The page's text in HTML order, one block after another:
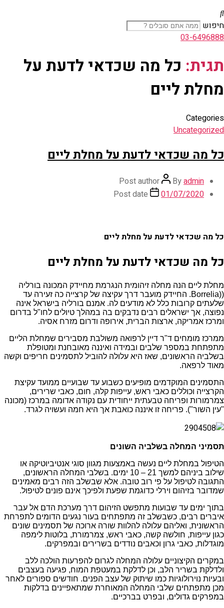
חיפוש
03-6496888
תגית: כל מה שכדאי לדעת על
מחלת ליים
Categories
Uncategorized
כל מה שכדאי לדעת על מחלת ליים
Post author Byadmin
Post date
01/07/2020
כל מה שכדאי לדעת על מחלת ליים
כל מה שכדאי לדעת על מחלת ליים
מחלת ליים הנה מחלה זיהומית הנגרמת מחיידק המכונה בורליה
((Borrelia. החיידק מועבר דרך עקיצה של קרצייה כה זעירה עד
שלעתים קרובות כלל לא מודעים לה. אמנם בורליה בישראל אינה
נפוצה, אך ישראלים רבים נדבקים בה במהלך טיולים לחו"ל בדרום
ומרכז אמריקה, ארצות הברית, אירופה ודרום מזרח אסיה.
ממרכז מומחים ד"ר דיין לרפואה משולבת מסבירים שמחלת הליים
מתפתחת במספר שלבים ובמידה ואיננה מאובחנת ומטופלת
בשלביה הראשונים, שאז היא עלולה להוביל לתסמינים חריפים וקשה
מאוד לרפאה.
התסמינים המוקדמים מופיעים כשבוע עד שבועיים ממועד עקיצת
הקרצייה וכוללים כאבי ראש, עייפות קלה, חום, כאבי שרירים,
צמרמורות ופריחה טבעתית ייחודית עם נקודה אדומה במרכז (מכונה
"עין השור"). פריחה זו איננה כואבת אך היא חמה ועשויה לגרד.
תסמיני המחלה בשלביה השונים
הטיפול במחלת ליים נעשה באמצעות מגוון סוגי אנטיביוטיקה או
שילוב ביניהם למשך 21 – 10 ימים. בשלבי המחלה הראשונים,
התגובה לטיפול על פי רוב טובה. אלא שבשלב הזה רבים מאמינים
שמדובר בזיהום וירלי כדוגמת שפעת ולפיכך אינם פונים לטיפול.
בתוך ימים עד שבועות מתפשט הזיהום דרך מערכת הדם אל עבר
איברים רבים, כשבשלב זה מתפתחים בעור נגעים הדומים לתפרחת
הראשונית, ואליהם עלולה להלוות שורה ארוכה של תסמינים שונים
כגון עייפות, חולשה קשה, כאבי ראש, צמרמורת, בלוטות לימפה
מוגדלות, כאבי גרון וכאבים נודדים בשרירים ובמפרקים.
במקרים הקיצוניים עלולה המחלה לגרום להפרעות הולכה ללב
ולדלקת בשריר הלב, וכן לדלקת במעטפת המוח, פגיעה בעצבים
ובעיות נוירולוגיות כמו שיתוק של עצב הפנים. חודשים ספורים לאחר
מכן מתפתחים שלבי המחלה המאוחרת שמתאפיינים בדלקות
במפרקים גדולים, ובפרט בברכיים.